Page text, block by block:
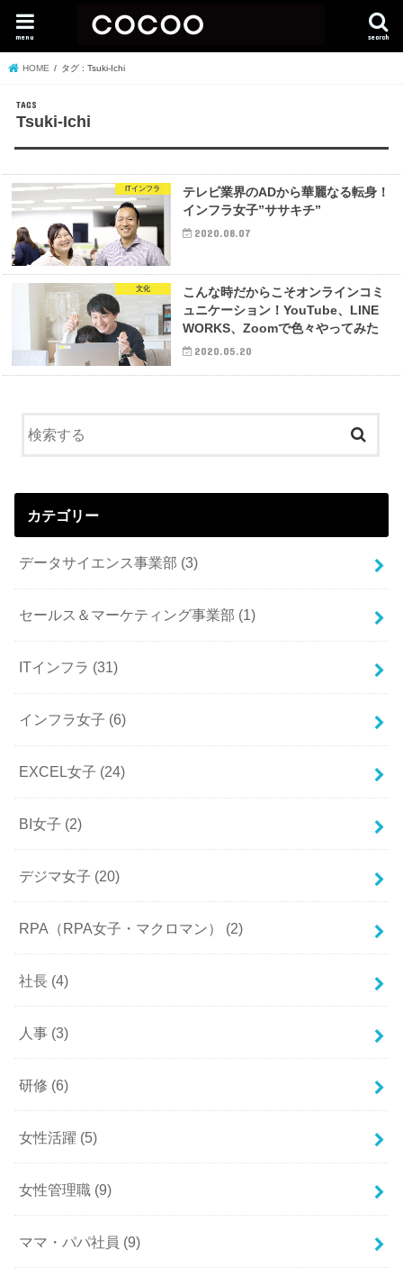
search
menu
HOME タグ : Tsuki-Ichi
Tsuki-Ichi
ITインフラ
テレビ業界のADから華麗なる転身！
インフラ女子”ササキチ”
2020.08.07
文化
こんな時だからこそオンラインコミ
ュニケーション！YouTube、LINE
WORKS、Zoomで色々やってみた
2020.05.20
カテゴリー
データサイエンス事業部 (3)
セールス＆マーケティング事業部 (1)
ITインフラ (31)
インフラ女子 (6)
EXCEL女子 (24)
BI女子 (2)
デジマ女子 (20)
RPA（RPA女子・マクロマン） (2)
社長 (4)
人事 (3)
研修 (6)
女性活躍 (5)
女性管理職 (9)
ママ・パパ社員 (9)